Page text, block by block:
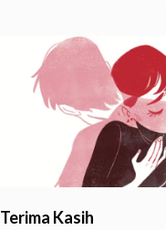
Terima Kasih